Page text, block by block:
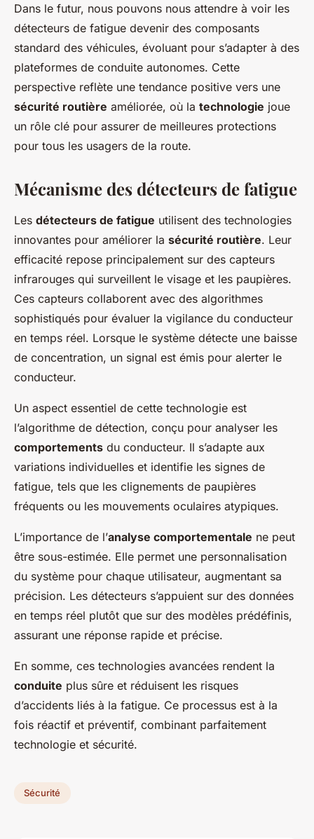
Dans le futur, nous pouvons nous attendre à voir les
détecteurs de fatigue devenir des composants
standard des véhicules, évoluant pour s’adapter à des
plateformes de conduite autonomes. Cette
perspective reflète une tendance positive vers une
sécurité routière améliorée, où la technologie joue
un rôle clé pour assurer de meilleures protections
pour tous les usagers de la route.
Mécanisme des détecteurs de fatigue
Les détecteurs de fatigue utilisent des technologies
innovantes pour améliorer la sécurité routière. Leur
efficacité repose principalement sur des capteurs
infrarouges qui surveillent le visage et les paupières.
Ces capteurs collaborent avec des algorithmes
sophistiqués pour évaluer la vigilance du conducteur
en temps réel. Lorsque le système détecte une baisse
de concentration, un signal est émis pour alerter le
conducteur.
Un aspect essentiel de cette technologie est
l’algorithme de détection, conçu pour analyser les
comportements du conducteur. Il s’adapte aux
variations individuelles et identifie les signes de
fatigue, tels que les clignements de paupières
fréquents ou les mouvements oculaires atypiques.
L’importance de l’analyse comportementale ne peut
être sous-estimée. Elle permet une personnalisation
du système pour chaque utilisateur, augmentant sa
précision. Les détecteurs s’appuient sur des données
en temps réel plutôt que sur des modèles prédéfinis,
assurant une réponse rapide et précise.
En somme, ces technologies avancées rendent la
conduite plus sûre et réduisent les risques
d’accidents liés à la fatigue. Ce processus est à la
fois réactif et préventif, combinant parfaitement
technologie et sécurité.
Sécurité